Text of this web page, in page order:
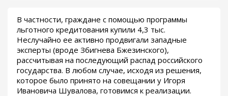
В частности, граждане с помощью программы
льготного кредитования купили 4,3 тыс.
Неслучайно ее активно продвигали западные
эксперты (вроде Збигнева Бжезинского),
рассчитывая на последующий распад российского
государства. В любом случае, исходя из решения,
которое было принято на совещании у Игоря
Ивановича Шувалова, готовимся к реализации.